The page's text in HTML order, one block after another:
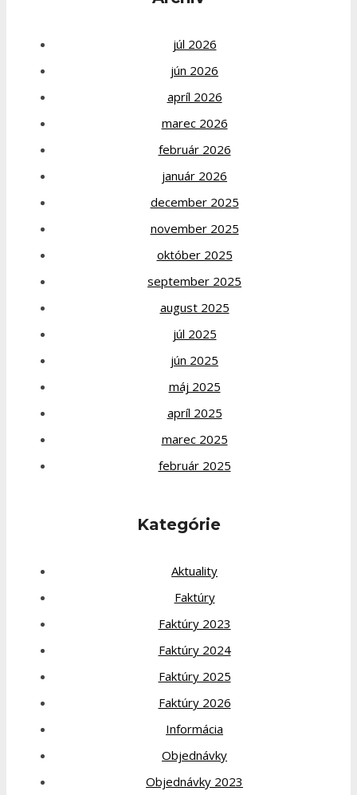
júl 2026
jún 2026
apríl 2026
marec 2026
február 2026
január 2026
december 2025
november 2025
október 2025
september 2025
august 2025
júl 2025
jún 2025
máj 2025
apríl 2025
marec 2025
február 2025
Kategórie
Aktuality
Faktúry
Faktúry 2023
Faktúry 2024
Faktúry 2025
Faktúry 2026
Informácia
Objednávky
Objednávky 2023